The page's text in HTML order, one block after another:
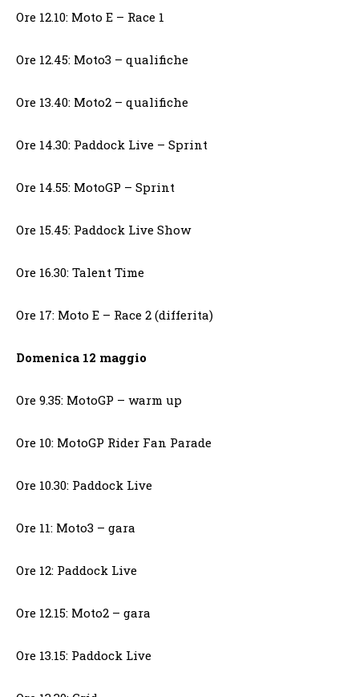
Ore 12.10: Moto E – Race 1
Ore 12.45: Moto3 – qualifiche
Ore 13.40: Moto2 – qualifiche
Ore 14.30: Paddock Live – Sprint
Ore 14.55: MotoGP – Sprint
Ore 15.45: Paddock Live Show
Ore 16.30: Talent Time
Ore 17: Moto E – Race 2 (differita)
Domenica 12 maggio
Ore 9.35: MotoGP – warm up
Ore 10: MotoGP Rider Fan Parade
Ore 10.30: Paddock Live
Ore 11: Moto3 – gara
Ore 12: Paddock Live
Ore 12.15: Moto2 – gara
Ore 13.15: Paddock Live